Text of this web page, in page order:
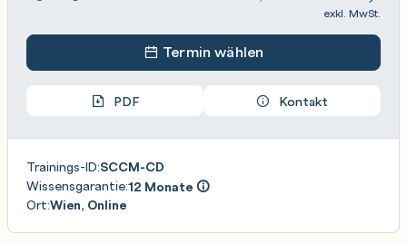
exkl. MwSt.
Termin wählen
PDF Kontakt
Trainings-ID:SCCM-CD
Wissensgarantie:12 Monate
Ort:Wien, Online